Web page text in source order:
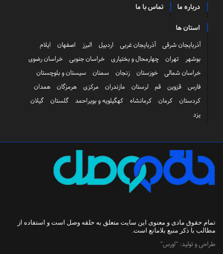
درباره ما تماس با ما
استان ها
آذربایجان شرقی آذربایجان غربی اردبیل البرز اصفهان
ایلام
بوشهر
تهران چهارمحال و بختیاری خراسان جنوبی
خراسان رضوی
خراسان شمالی
خوزستان زنجان سمنان
سیستان و بلوچستان
فارس
قزوین قم لرستان مازندران مرکزی هرمزگان
همدان
کردستان
کرمان کرمانشاه کهگیلویه و بویراحمد گلستان
گیلان
یزد
تمام حقوق مادی و معنوی این سایت متعلق به حلقه وصل است و استفاده از
مطالب با ذکر منبع بلامانع است.
طراحی و تولید: "اورس"